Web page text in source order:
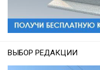
ВЫБОР РЕДАКЦИИ